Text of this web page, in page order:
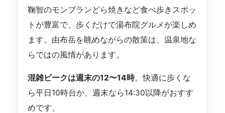
鞠智のモンブランどら焼きなど食べ歩きスポッ
トが豊富で、歩くだけで湯布院グルメが楽しめ
ます。由布岳を眺めながらの散策は、温泉地な
らではの風情があります。
混雑ピークは週末の12〜14時。快適に歩くな
ら平日10時台か、週末なら14:30以降がおすす
めです。